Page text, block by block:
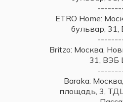
ETRO Home:
бульвар,
Britzo: Москва,
31, ВЭБ
Baraka:
площадь, 3,